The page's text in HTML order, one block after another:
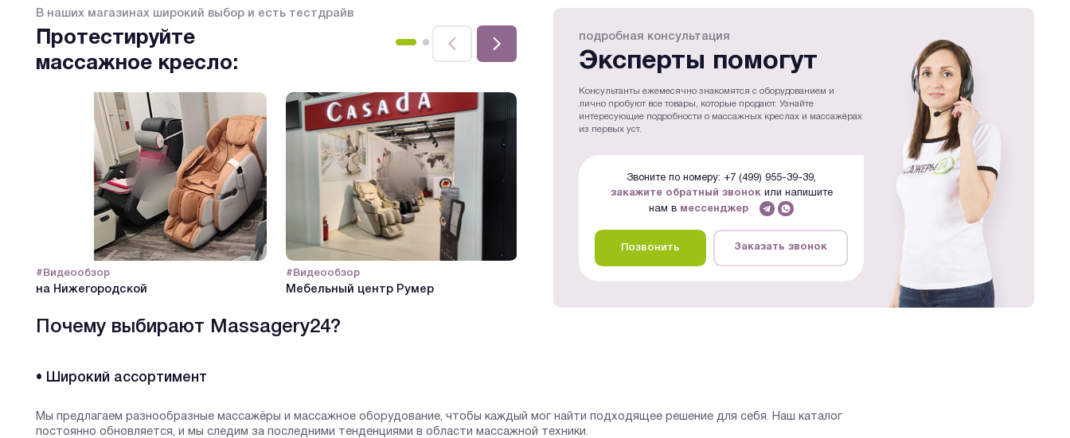
В наших магазинах широкий выбор и есть тестдрайв
Протестируйте
массажное кресло:
#Видеообзор
на Нижегородской
#Видеообзор
Мебельный центр Румер
#Видеообзор
подробная консультация
Эксперты помогут
Консультанты ежемесячно знакомятся с оборудованием и
лично пробуют все товары, которые продают. Узнайте
интересующие подробности о массажных креслах и массажёрах
из первых уст.
Звоните по номеру: +7 (499) 955-39-39,
закажите обратный звонокили напишите
нам в мессенджер
Позвонить Заказать звонок
Почему выбирают Massagery24?
• Широкий ассортимент
Мы предлагаем разнообразные массажёры и массажное оборудование, чтобы каждый мог найти подходящее решение для себя. Наш каталог
постоянно обновляется, и мы следим за последними тенденциями в области массажной техники.